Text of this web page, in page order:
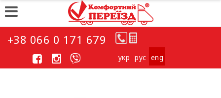
+38 066 0 171 679
укp рус eng